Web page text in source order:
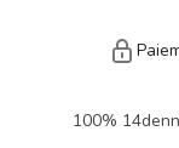
100%